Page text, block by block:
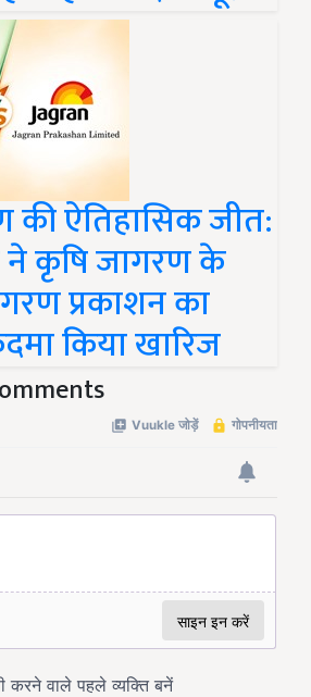
की ऐतिहासिक जीत:
ने कृषि जागरण के
प्रकाशन का
किया खारिज